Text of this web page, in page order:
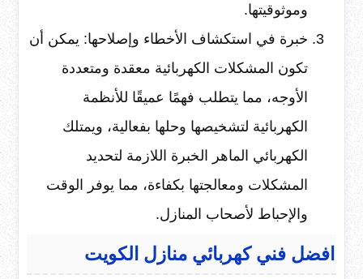
وموثوقيتها.
خبرة في استكشاف الأخطاء وإصلاحها: يمكن أن
تكون المشكلات الكهربائية معقدة ومتعددة
الأوجه، مما يتطلب فهمًا عميقًا للأنظمة
الكهربائية لتشخيصها وحلها بفعالية، ويمتلك
الكهربائي الماهر الخبرة اللازمة لتحديد
المشكلات ومعالجتها بكفاءة، مما يوفر الوقت
والإحباط لأصحاب المنازل.
افضل فني كهربائي منازل الكويت